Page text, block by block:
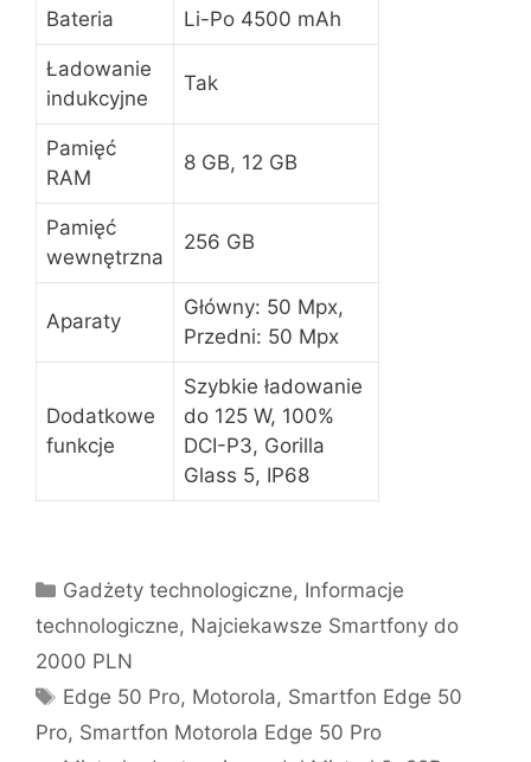
Bateria Li-Po 4500 mAh
Ładowanie
indukcyjne
Tak
Pamięć
RAM
8 GB, 12 GB
Pamięć
wewnętrzna
256 GB
Aparaty
Główny: 50 Mpx,
Przedni: 50 Mpx
Dodatkowe
funkcje
Szybkie ładowanie
do 125 W, 100%
DCI-P3, Gorilla
Glass 5, IP68
Kategorie
Gadżety technologiczne, Informacje
technologiczne, Najciekawsze Smartfony do
2000 PLN
Tagi
Edge 50 Pro, Motorola, Smartfon Edge 50
Pro, Smartfon Motorola Edge 50 Pro